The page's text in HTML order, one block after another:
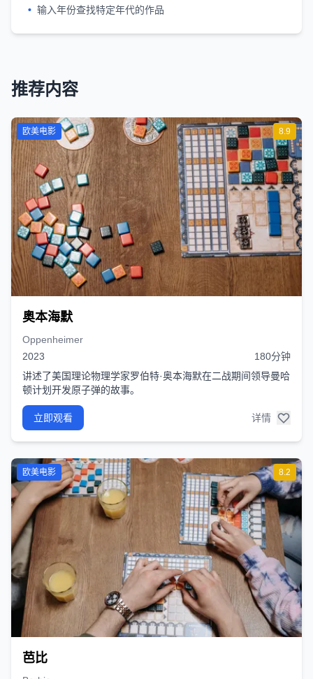
• 输入年份查找特定年代的作品
推荐内容
8.9
欧美电影
奥本海默
Oppenheimer
2023
180分钟
讲述了美国理论物理学家罗伯特·奥本海默在二战期间领导曼哈
顿计划开发原子弹的故事。
立即观看 详情
8.2
欧美电影
芭比